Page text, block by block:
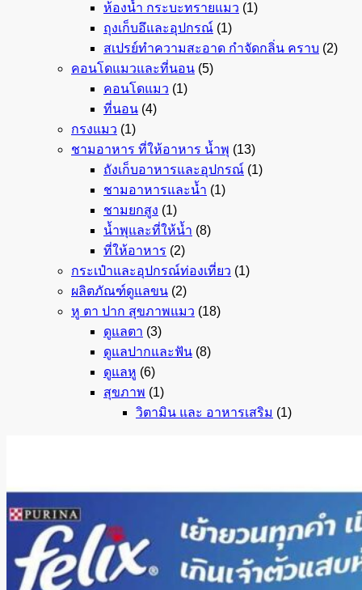
ห้องน้ำ กระบะทรายแมว (1)
ถุงเก็บอึและอุปกรณ์ (1)
สเปรย์ทำความสะอาด กำจัดกลิ่น คราบ (2)
คอนโดแมวและที่นอน (5)
คอนโดแมว (1)
ที่นอน (4)
กรงแมว (1)
ชามอาหาร ที่ให้อาหาร น้ำพุ (13)
ถังเก็บอาหารและอุปกรณ์ (1)
ชามอาหารและน้ำ (1)
ชามยกสูง (1)
น้ำพุและที่ให้น้ำ (8)
ที่ให้อาหาร (2)
กระเป๋าและอุปกรณ์ท่องเที่ยว (1)
ผลิตภัณฑ์ดูแลขน (2)
หู ตา ปาก สุขภาพแมว (18)
ดูแลตา (3)
ดูแลปากและฟัน (8)
ดูแลหู (6)
สุขภาพ (1)
วิตามิน และ อาหารเสริม (1)